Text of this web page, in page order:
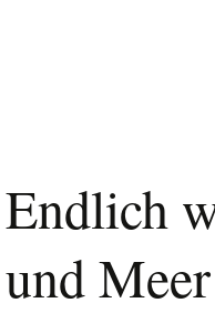
Endlich
und Meer